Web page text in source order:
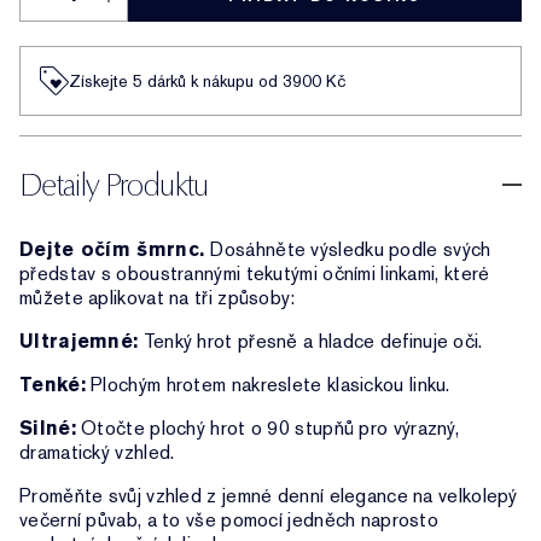
Získejte 5 dárků k nákupu od 3900 Kč
Detaily Produktu
Dejte očím šmrnc. Dosáhněte výsledku podle svých
představ s oboustrannými tekutými očními linkami, které
můžete aplikovat na tři způsoby:
Ultrajemné: Tenký hrot přesně a hladce definuje oči.
Tenké:Plochým hrotem nakreslete klasickou linku.
Silné:Otočte plochý hrot o 90 stupňů pro výrazný,
dramatický vzhled.
Proměňte svůj vzhled z jemné denní elegance na velkolepý
večerní půvab, a to vše pomocí jedněch naprosto